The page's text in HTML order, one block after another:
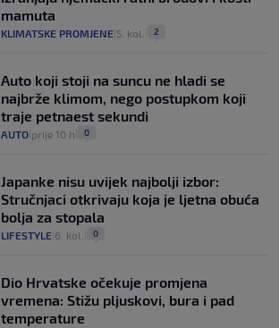
mamuta
KLIMATSKE PROMJENE 5. kol. 2
Auto koji stoji na suncu ne hladi se
najbrže klimom, nego postupkom koji
traje petnaest sekundi
AUTO prije 10 h 0
Japanke nisu uvijek najbolji izbor:
Stručnjaci otkrivaju koja je ljetna obuća
bolja za stopala
LIFESTYLE 6. kol. 0
Dio Hrvatske očekuje promjena
vremena: Stižu pljuskovi, bura i pad
temperature